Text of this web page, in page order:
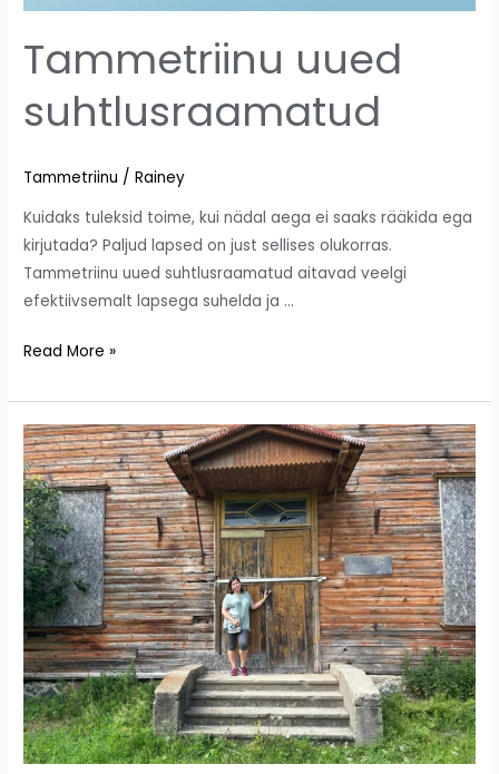
Tammetriinu uued
suhtlusraamatud
Tammetriinu /Rainey
Kuidaks tuleksid toime, kui nädal aega ei saaks rääkida ega
kirjutada? Paljud lapsed on just sellises olukorras.
Tammetriinu uued suhtlusraamatud aitavad veelgi
efektiivsemalt lapsega suhelda ja …
Read More »
Tammetriinu
suvi
2024